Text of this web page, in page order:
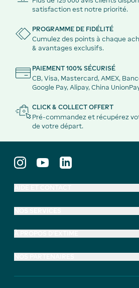
satisfaction est notre priorité.
PROGRAMME DE FIDÉLITÉ
Cumulez des points à chaque
& avantages exclusifs.
PAIEMENT 100% SÉCURISÉ
CB, Visa, Mastercard, AMEX,
Google Pay, Alipay, China
CLICK & COLLECT OFFERT
Pré-commandez et récupérez
de votre départ.